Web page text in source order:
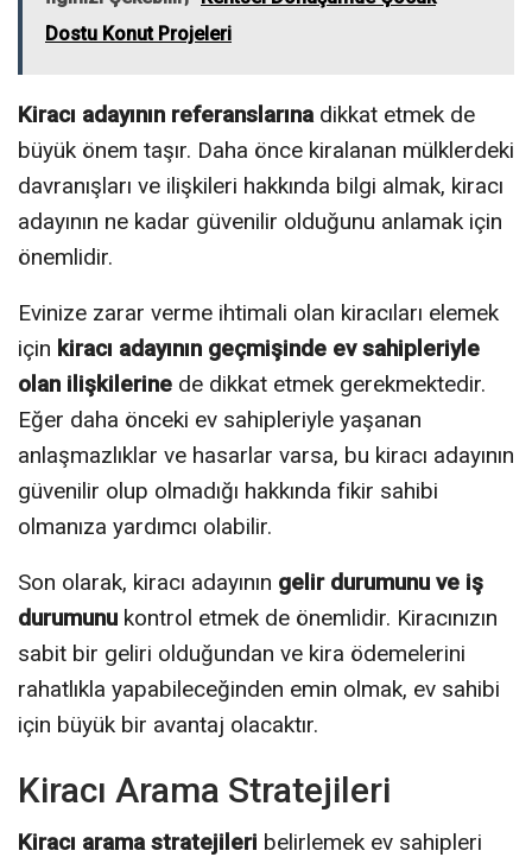
Dostu Konut Projeleri
Kiracı adayının referanslarınadikkat etmek de
büyük önem taşır. Daha önce kiralanan mülklerdeki
davranışları ve ilişkileri hakkında bilgi almak, kiracı
adayının ne kadar güvenilir olduğunu anlamak için
önemlidir.
Evinize zarar verme ihtimali olan kiracıları elemek
için kiracı adayının geçmişinde ev sahipleriyle
olan ilişkilerine de dikkat etmek gerekmektedir.
Eğer daha önceki ev sahipleriyle yaşanan
anlaşmazlıklar ve hasarlar varsa, bu kiracı adayının
güvenilir olup olmadığı hakkında fikir sahibi
olmanıza yardımcı olabilir.
Son olarak, kiracı adayının gelir durumunu ve iş
durumunu kontrol etmek de önemlidir. Kiracınızın
sabit bir geliri olduğundan ve kira ödemelerini
rahatlıkla yapabileceğinden emin olmak, ev sahibi
için büyük bir avantaj olacaktır.
Kiracı Arama Stratejileri
Kiracı arama stratejileri belirlemek ev sahipleri